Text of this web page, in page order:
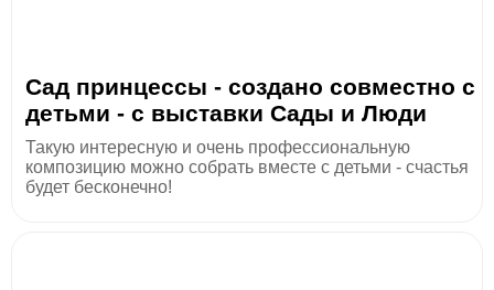
Сад принцессы - создано совместно с
детьми - с выставки Сады и Люди
Такую интересную и очень профессиональную
композицию можно собрать вместе с детьми - счастья
будет бесконечно!